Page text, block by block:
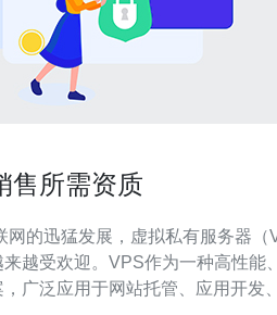
售所需资质
越受欢迎。VPS作为一种高性能
广泛应用于网站托管、应用开发